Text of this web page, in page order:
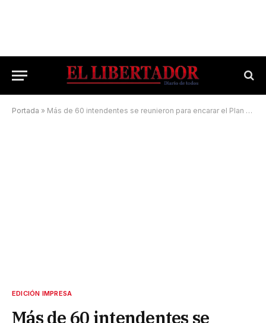
Portada » Más de 60 intendentes se reunieron para encarar el Plan Corrientes 2030
EDICIÓN IMPRESA
Más de 60 intendentes se